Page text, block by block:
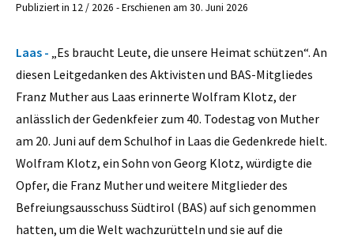
Publiziert in 12 / 2026 - Erschienen am 30. Juni 2026
Laas - „Es braucht Leute, die unsere Heimat schützen“. An
diesen Leitgedanken des Aktivisten und BAS-Mitgliedes
Franz Muther aus Laas erinnerte Wolfram Klotz, der
anlässlich der Gedenkfeier zum 40. Todestag von Muther
am 20. Juni auf dem Schulhof in Laas die Gedenkrede hielt.
Wolfram Klotz, ein Sohn von Georg Klotz, würdigte die
Opfer, die Franz Muther und weitere Mitglieder des
Befreiungsausschuss Südtirol (BAS) auf sich genommen
hatten, um die Welt wachzurütteln und sie auf die